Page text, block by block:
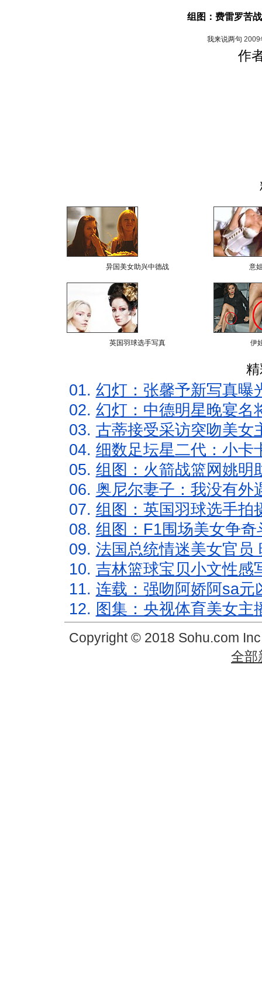
组图：费雷罗苦
我来说两句 2009
作
异国美女助兴中德战 意
英国羽球选手写真 伊
01. 幻灯：张馨予新写真曝
02. 幻灯：中德明星晚宴名
03. 古蒂接受采访突吻美女
04. 细数足坛星二代：小卡
05. 组图：火箭战篮网姚明
06. 奥尼尔妻子：我没有外
07. 组图：英国羽球选手拍
08. 组图：F1围场美女争
09. 法国总统情迷美女官员
10. 吉林篮球宝贝小文性感
11. 连载：强吻阿娇阿sa元
12. 图集：央视体育美女主
Copyright © 2018 Sohu.com
全部